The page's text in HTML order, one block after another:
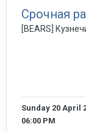
Срочная
[BEARS]
Sunday 20 April
06:00 PM